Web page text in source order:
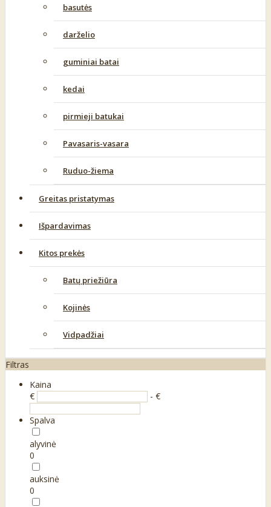
basutės
darželio
guminiai batai
kedai
pirmieji batukai
Pavasaris-vasara
Ruduo-žiema
Greitas pristatymas
Išpardavimas
Kitos prekės
Batų priežiūra
Kojinės
Vidpadžiai
Filtras
Kaina
€
- €
Spalva
alyvinė
0
auksinė
0